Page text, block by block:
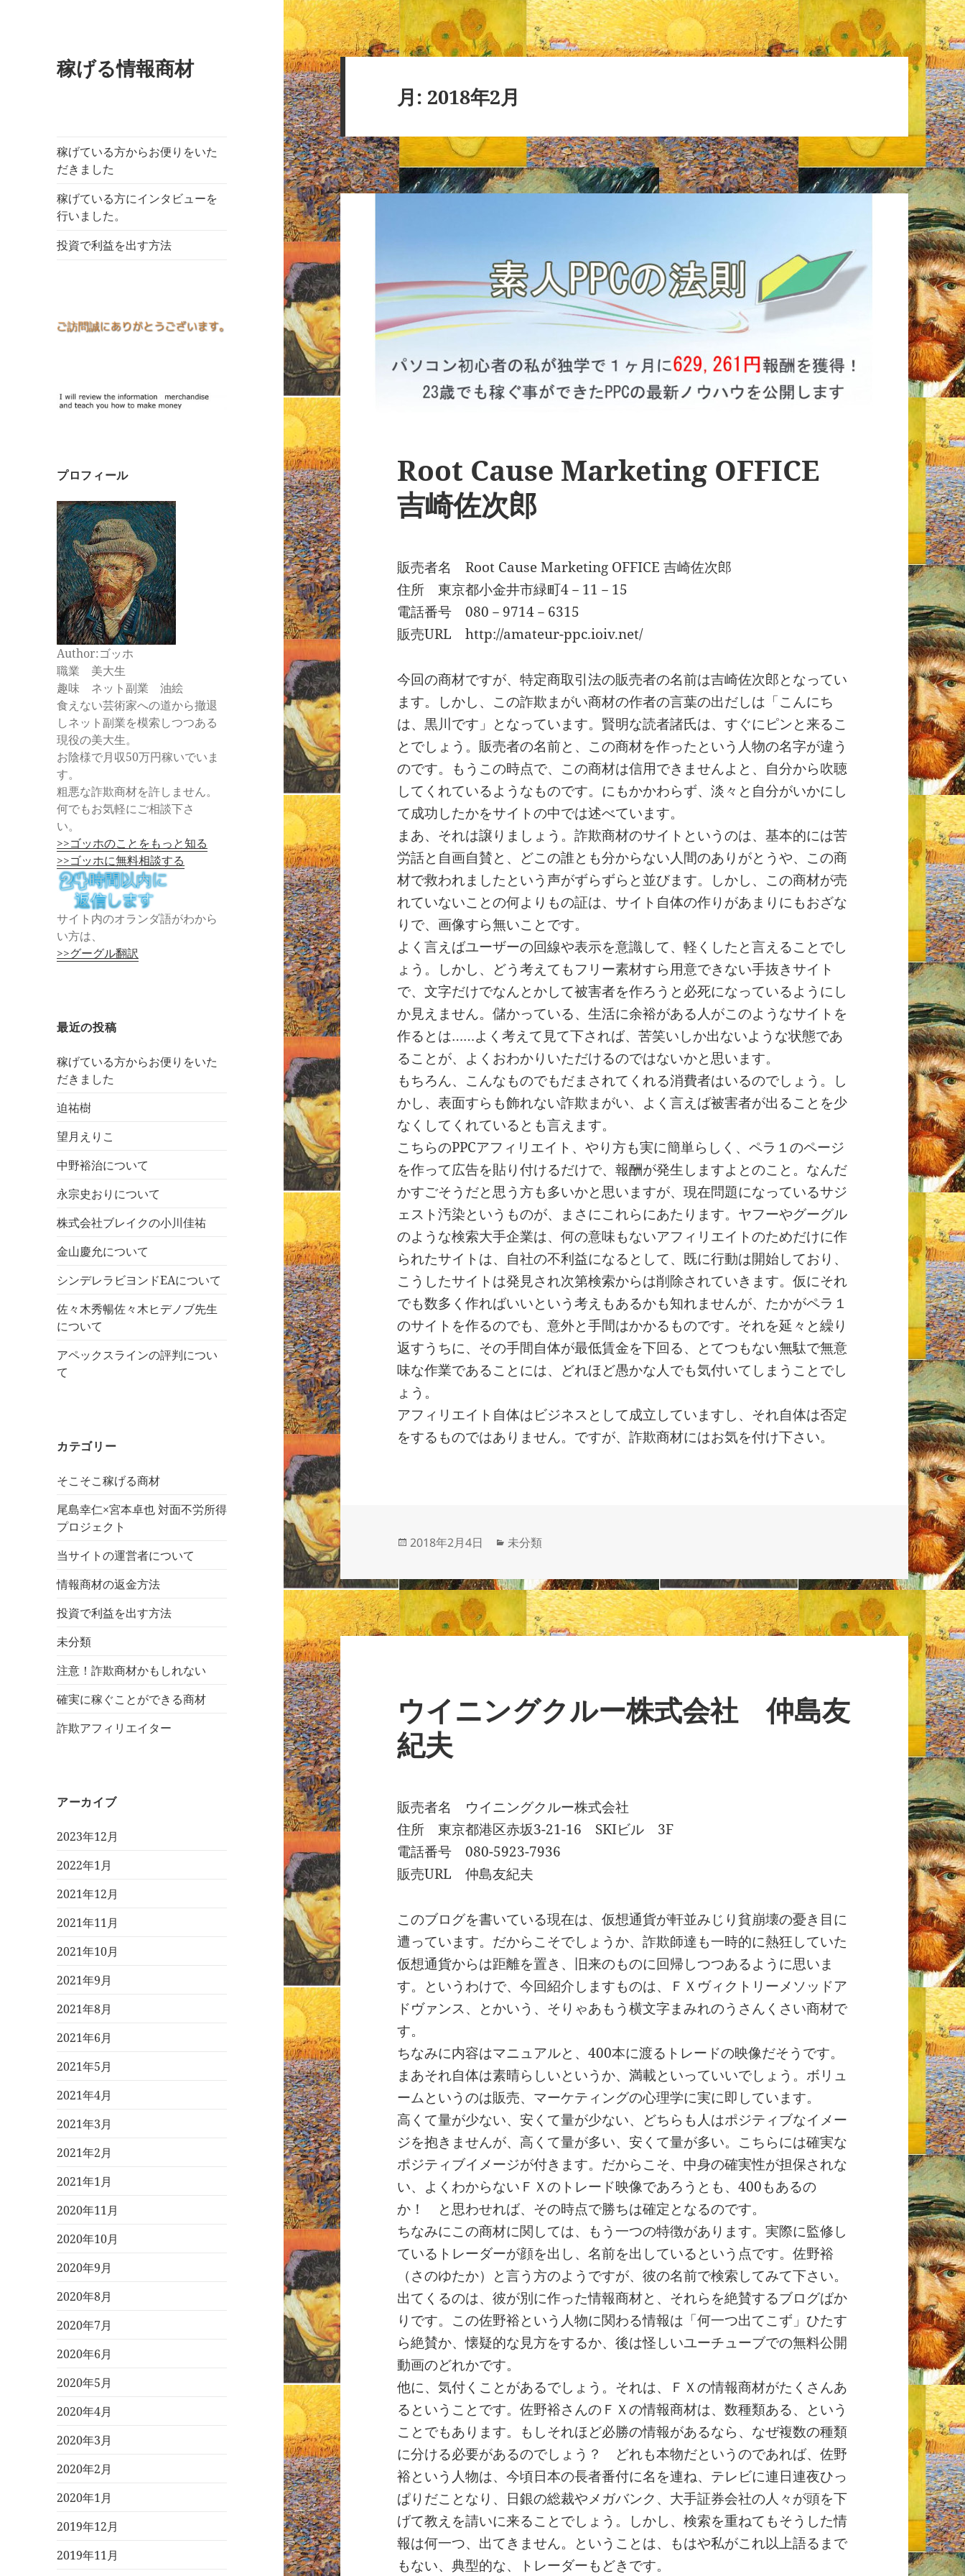
稼げる情報商材
稼げている方からお便りをいた
だきました
稼げている方にインタビューを
行いました。
投資で利益を出す方法
プロフィール
Author:ゴッホ
職業 美大生
趣味 ネット副業 油絵
食えない芸術家への道から撤退
しネット副業を模索しつつある
現役の美大生。
お陰様で月収50万円稼いでいま
す。
粗悪な詐欺商材を許しません。
何でもお気軽にご相談下さ
い。
>>ゴッホのことをもっと知る
>>ゴッホに無料相談する
サイト内のオランダ語がわから
い方は、
>>グーグル翻訳
最近の投稿
稼げている方からお便りをいた
だきました
迫祐樹
望月えりこ
中野裕治について
永宗史おりについて
株式会社ブレイクの小川佳祐
金山慶允について
シンデレラビヨンドEAについて
佐々木秀暢佐々木ヒデノブ先生
について
アペックスラインの評判につい
て
カテゴリー
そこそこ稼げる商材
尾島幸仁×宮本卓也 対面不労所得
プロジェクト
当サイトの運営者について
情報商材の返金方法
投資で利益を出す方法
未分類
注意！詐欺商材かもしれない
確実に稼ぐことができる商材
詐欺アフィリエイター
アーカイブ
2023年12月
2022年1月
2021年12月
2021年11月
2021年10月
2021年9月
2021年8月
2021年6月
2021年5月
2021年4月
2021年3月
2021年2月
2021年1月
2020年11月
2020年10月
2020年9月
2020年8月
2020年7月
2020年6月
2020年5月
2020年4月
2020年3月
2020年2月
2020年1月
2019年12月
2019年11月
月: 2018年2月
Root Cause Marketing OFFICE
吉崎佐次郎
販売者名 Root Cause Marketing OFFICE 吉崎佐次郎
住所 東京都小金井市緑町4－11－15
電話番号 080－9714－6315
販売URL http://amateur-ppc.ioiv.net/
今回の商材ですが、特定商取引法の販売者の名前は吉崎佐次郎となってい
ます。しかし、この詐欺まがい商材の作者の言葉の出だしは「こんにち
は、黒川です」となっています。賢明な読者諸氏は、すぐにピンと来るこ
とでしょう。販売者の名前と、この商材を作ったという人物の名字が違う
のです。もうこの時点で、この商材は信用できませんよと、自分から吹聴
してくれているようなものです。にもかかわらず、淡々と自分がいかにし
て成功したかをサイトの中では述べています。
まあ、それは譲りましょう。詐欺商材のサイトというのは、基本的には苦
労話と自画自賛と、どこの誰とも分からない人間のありがとうや、この商
材で救われましたという声がずらずらと並びます。しかし、この商材が売
れていないことの何よりもの証は、サイト自体の作りがあまりにもおざな
りで、画像すら無いことです。
よく言えばユーザーの回線や表示を意識して、軽くしたと言えることでし
ょう。しかし、どう考えてもフリー素材すら用意できない手抜きサイト
で、文字だけでなんとかして被害者を作ろうと必死になっているようにし
か見えません。儲かっている、生活に余裕がある人がこのようなサイトを
作るとは……よく考えて見て下されば、苦笑いしか出ないような状態であ
ることが、よくおわかりいただけるのではないかと思います。
もちろん、こんなものでもだまされてくれる消費者はいるのでしょう。し
かし、表面すらも飾れない詐欺まがい、よく言えば被害者が出ることを少
なくしてくれているとも言えます。
こちらのPPCアフィリエイト、やり方も実に簡単らしく、ペラ１のページ
を作って広告を貼り付けるだけで、報酬が発生しますよとのこと。なんだ
かすごそうだと思う方も多いかと思いますが、現在問題になっているサジ
ェスト汚染というものが、まさにこれらにあたります。ヤフーやグーグル
のような検索大手企業は、何の意味もないアフィリエイトのためだけに作
られたサイトは、自社の不利益になるとして、既に行動は開始しており、
こうしたサイトは発見され次第検索からは削除されていきます。仮にそれ
でも数多く作ればいいという考えもあるかも知れませんが、たかがペラ１
のサイトを作るのでも、意外と手間はかかるものです。それを延々と繰り
返すうちに、その手間自体が最低賃金を下回る、とてつもない無駄で無意
味な作業であることには、どれほど愚かな人でも気付いてしまうことでし
ょう。
アフィリエイト自体はビジネスとして成立していますし、それ自体は否定
をするものではありません。ですが、詐欺商材にはお気を付け下さい。
投
日:
2018年2月4日
カ
ゴ
リ
ー
未分類
ウイニングクルー株式会社 仲島友
紀夫
販売者名 ウイニングクルー株式会社
住所 東京都港区赤坂3-21-16 SKIビル 3F
電話番号 080-5923-7936
販売URL 仲島友紀夫
このブログを書いている現在は、仮想通貨が軒並みじり貧崩壊の憂き目に
遭っています。だからこそでしょうか、詐欺師達も一時的に熱狂していた
仮想通貨からは距離を置き、旧来のものに回帰しつつあるように思いま
す。というわけで、今回紹介しますものは、ＦＸヴィクトリーメソッドア
ドヴァンス、とかいう、そりゃあもう横文字まみれのうさんくさい商材で
す。
ちなみに内容はマニュアルと、400本に渡るトレードの映像だそうです。
まあそれ自体は素晴らしいというか、満載といっていいでしょう。ボリュ
ームというのは販売、マーケティングの心理学に実に即しています。
高くて量が少ない、安くて量が少ない、どちらも人はポジティブなイメー
ジを抱きませんが、高くて量が多い、安くて量が多い。こちらには確実な
ポジティブイメージが付きます。だからこそ、中身の確実性が担保されな
い、よくわからないＦＸのトレード映像であろうとも、400もあるの
か！ と思わせれば、その時点で勝ちは確定となるのです。
ちなみにこの商材に関しては、もう一つの特徴があります。実際に監修し
ているトレーダーが顔を出し、名前を出しているという点です。佐野裕
（さのゆたか）と言う方のようですが、彼の名前で検索してみて下さい。
出てくるのは、彼が別に作った情報商材と、それらを絶賛するブログばか
りです。この佐野裕という人物に関わる情報は「何一つ出てこず」ひたす
ら絶賛か、懐疑的な見方をするか、後は怪しいユーチューブでの無料公開
動画のどれかです。
他に、気付くことがあるでしょう。それは、ＦＸの情報商材がたくさんあ
るということです。佐野裕さんのＦＸの情報商材は、数種類ある、という
ことでもあります。もしそれほど必勝の情報があるなら、なぜ複数の種類
に分ける必要があるのでしょう？ どれも本物だというのであれば、佐野
裕という人物は、今頃日本の長者番付に名を連ね、テレビに連日連夜ひっ
ぱりだことなり、日銀の総裁やメガバンク、大手証券会社の人々が頭を下
げて教えを請いに来ることでしょう。しかし、検索を重ねてもそうした情
報は何一つ、出てきません。ということは、もはや私がこれ以上語るまで
もない、典型的な、トレーダーもどきです。